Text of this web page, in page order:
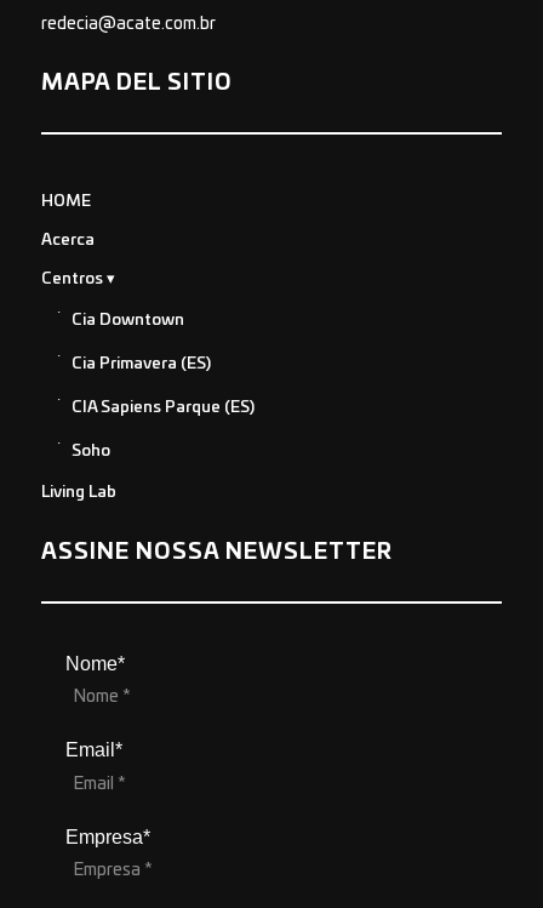
redecia@acate.com.br
MAPA DEL SITIO
HOME
Acerca
Centros
Cia Downtown
Cia Primavera (ES)
CIA Sapiens Parque (ES)
Soho
Living Lab
ASSINE NOSSA NEWSLETTER
Nome*
Email*
Empresa*